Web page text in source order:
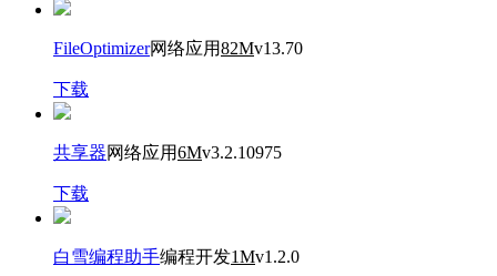
FileOptimizer网络应用82Mv13.70
下载
共享器网络应用6Mv3.2.10975
下载
白雪编程助手编程开发1Mv1.2.0